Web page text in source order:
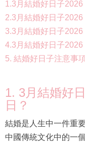
1.3月結婚好日子
2.3月結婚好日子
3.3月結婚好日子
4.3月結婚好日子
5. 結婚好日子注意事
1. 3月結婚好
日？
結婚是人生中一件重
中國傳統文化中的一